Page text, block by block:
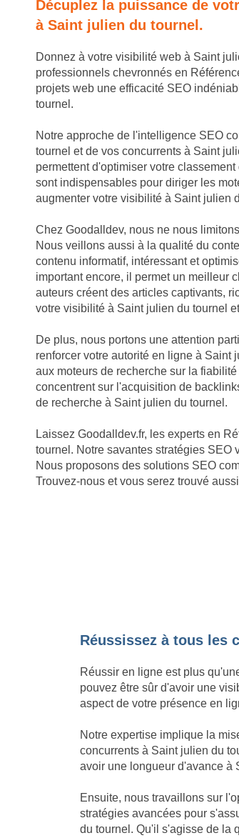
Décuplez la puissance de
à Saint julien du tournel.
Donnez à votre visibilité web à Saint
professionnels chevronnés en
projets web une efficacité SEO
tournel.
Notre approche de l'intelligence SEO
tournel et de vos concurrents à Saint
permettent d'optimiser votre
sont indispensables pour diriger les
augmenter votre visibilité à Saint julien
Chez Goodalldev, nous ne nous
Nous veillons aussi à la qualité du
contenu informatif, intéressant et
important encore, il permet un meilleur
auteurs créent des articles captivants,
votre visibilité à Saint julien du tournel
De plus, nous portons une attention
renforcer votre autorité en ligne à
aux moteurs de recherche sur la
concentrent sur l'acquisition de
de recherche à Saint julien du tournel.
Laissez Goodalldev.fr, les experts en
tournel. Notre savantes stratégies SEO
Nous proposons des solutions SEO
Trouvez-nous et vous serez trouvé
Réussissez à tous les
Réussir en ligne est plus
pouvez être sûr d'avoir une
aspect de votre présence en
Notre expertise implique la
concurrents à Saint julien du
avoir une longueur d'avance à
Ensuite, nous travaillons sur
stratégies avancées pour
du tournel. Qu'il s'agisse de la